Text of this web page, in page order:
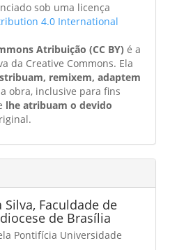
sob uma licença
4.0 International
Atribuição (CC BY) é a
da Creative Commons. Ela
remixem, adaptem
obra, inclusive para fins
lhe atribuam o devido
Silva, Faculdade de
de Brasília
Pontifícia Universidade